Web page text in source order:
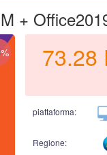
+
73.28
piattaforma:
Regione: